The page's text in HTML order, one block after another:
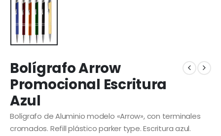
Bolígrafo Arrow
Promocional Escritura
Azul
Bolígrafo de Aluminio modelo «Arrow», con terminales
cromados. Refill plástico parker type. Escritura azul.